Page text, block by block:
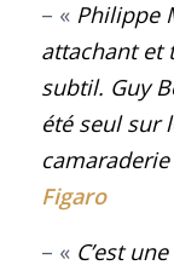
– « Philippe
attachant et
subtil. Guy
été seul sur
camaraderie
Figaro
– « C’est